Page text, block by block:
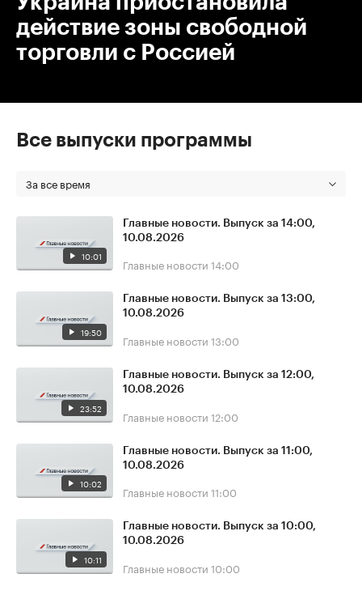
действие зоны свободной
торговли с Россией
Все выпуски программы
За все время
10:01
Главные новости. Выпуск за 14:00,
10.08.2026
Главные новости 14:00
19:50
Главные новости. Выпуск за 13:00,
10.08.2026
Главные новости 13:00
23:52
Главные новости. Выпуск за 12:00,
10.08.2026
Главные новости 12:00
10:02
Главные новости. Выпуск за 11:00,
10.08.2026
Главные новости 11:00
10:11
Главные новости. Выпуск за 10:00,
10.08.2026
Главные новости 10:00